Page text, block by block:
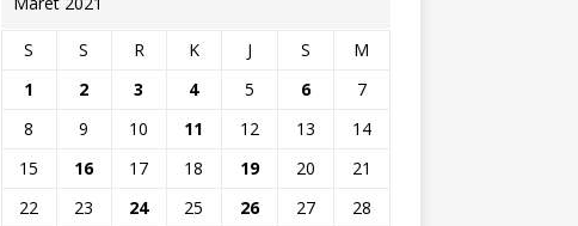
S S R K J S
M
1
2 3 4 5 6
7
8
9 10 11 12 13
14
15
16 17 18 19 20
21
22
23 24 25 26 27
28